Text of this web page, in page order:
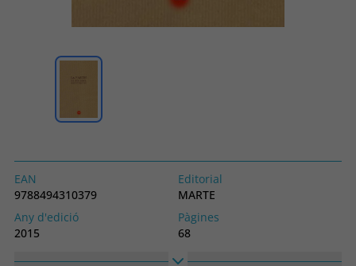
EAN
9788494310379
Editorial
MARTE
Any d'edició
2015
Pàgines
68
Idioma